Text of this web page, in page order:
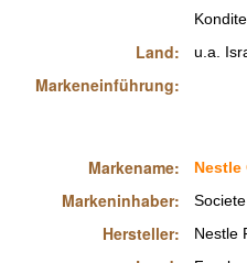
Land:
Markeneinführung:
u.a.
Markename:
Markeninhaber:
Hersteller:
Nestle
Nestle